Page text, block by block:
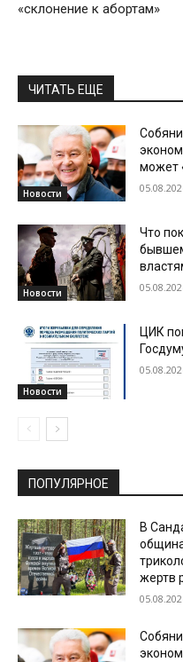
«склонение к абортам»
ЧИТАТЬ ЕЩЕ
Новости
может
Новости
Что
Новости
ЦИК
ПОПУЛЯРНОЕ
В
жертв